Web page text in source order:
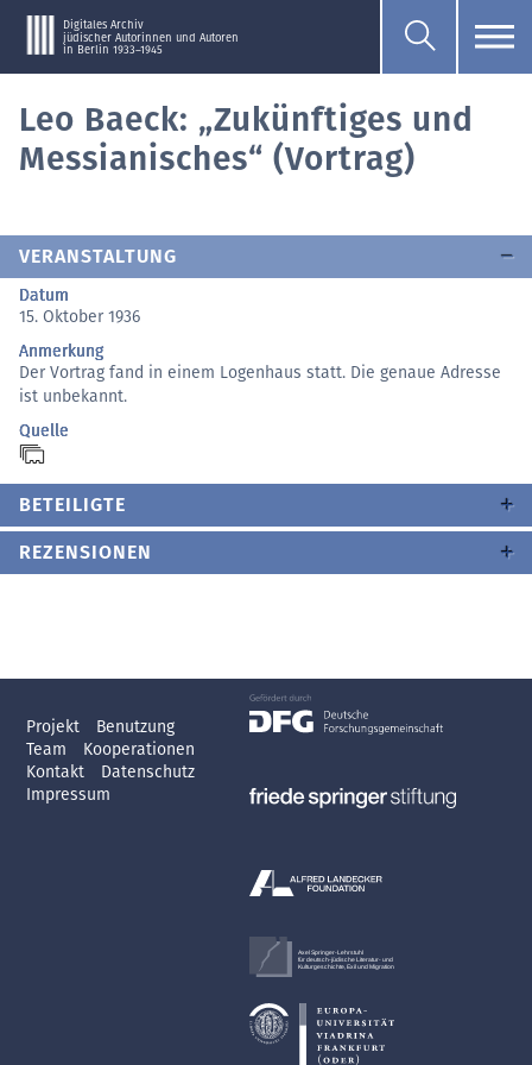
Digitales Archiv
jüdischer Autorinnen und Autoren
in Berlin 1933–1945
Leo Baeck: „Zukünftiges und
Messianisches“ (Vortrag)
VERANSTALTUNG
Datum
15. Oktober 1936
Anmerkung
Der Vortrag fand in einem Logenhaus statt. Die genaue Adresse
ist unbekannt.
Quelle
BETEILIGTE
REZENSIONEN
Projekt
Benutzung
Team
Kooperationen
Kontakt
Datenschutz
Impressum
Axel Springer-Lehrstuhl
für deutsch-jüdische Literatur- und
Kulturgeschichte, Exil und Migration